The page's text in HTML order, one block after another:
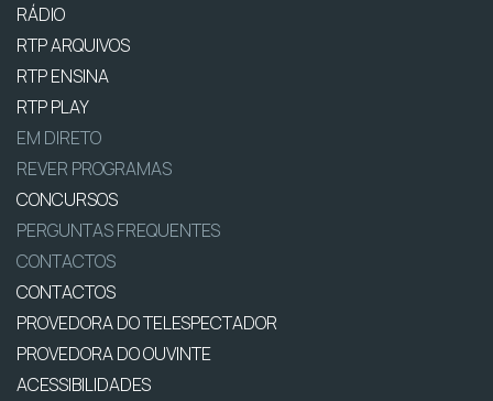
RÁDIO
RTP ARQUIVOS
RTP ENSINA
RTP PLAY
EM DIRETO
REVER PROGRAMAS
CONCURSOS
PERGUNTAS FREQUENTES
CONTACTOS
CONTACTOS
PROVEDORA DO TELESPECTADOR
PROVEDORA DO OUVINTE
ACESSIBILIDADES